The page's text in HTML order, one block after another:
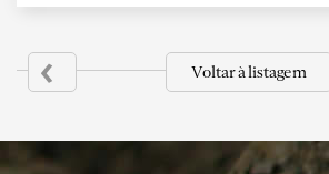
‹ Voltar à listagem